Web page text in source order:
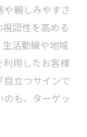
親しみやすさ
認性を高める
活動線や地域
用したお客様
立つサインで
も、ターゲッ